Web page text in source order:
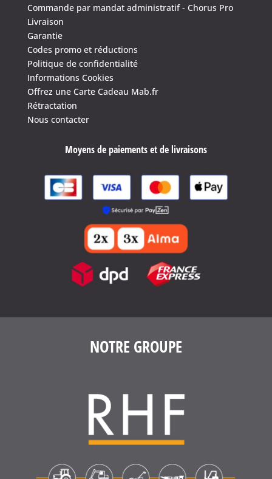
Commande par mandat administratif - Chorus Pro
Livraison
Garantie
Codes promo et réductions
Politique de confidentialité
Informations Cookies
Offrez une Carte Cadeau Mab.fr
Rétractation
Nous contacter
Moyens de paiements et de livraisons
NOTRE GROUPE